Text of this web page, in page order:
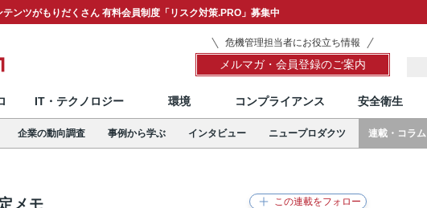
ンツがもりだくさん 有料会員制度「リスク対策.PRO」募集中
危機管理担当者にお役立ち情報
メルマガ・会員登録のご案内
IT・テクノロジー 環境 コンプライアンス 安全衛生
企業の動向調査 事例から学ぶ インタビュー ニュープロダクツ 連載・コラム
メモ